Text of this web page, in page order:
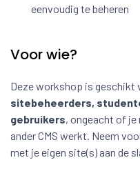
eenvoudig te beheren
Voor wie?
Deze workshop is geschikt
sitebeheerders,
gebruikers, ongeacht of
ander CMS werkt. Neem
met je eigen site(s) aan de